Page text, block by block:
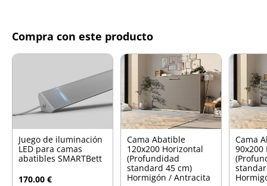
Compra con este producto
Juego de iluminación
LED para camas
abatibles SMARTBett
170.00 €
Cama Abatible
120x200 Horizontal
(Profundidad
standard 45 cm)
Hormigón / Antracita
Cama